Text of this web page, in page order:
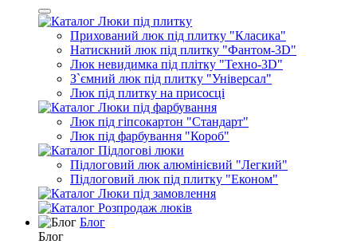
Люки під плитку
Прихований люк під плитку "Класика"
Натискний люк під плитку "Фантом-3D"
Люк невидимка під плітку "Техно-3D"
З`ємний люк під плитку "Універсал"
Люк під плитку на присосці
Люки під фарбування
Люк під гіпсокартон "Стандарт"
Люк під фарбування "Короб"
Підлогові люки
Підлоговий люк алюмінієвий "Легкий"
Підлоговий люк під плитку "Економ"
Люки під замовлення
Розпродаж люків
Блог
Блог